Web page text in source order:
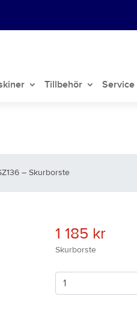
Tillbehör Service
– Skurborste
1 185 kr
Skurborste
Antal